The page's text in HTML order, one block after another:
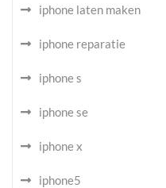
iphone laten maken
iphone reparatie
iphone s
iphone se
iphone x
iphone5